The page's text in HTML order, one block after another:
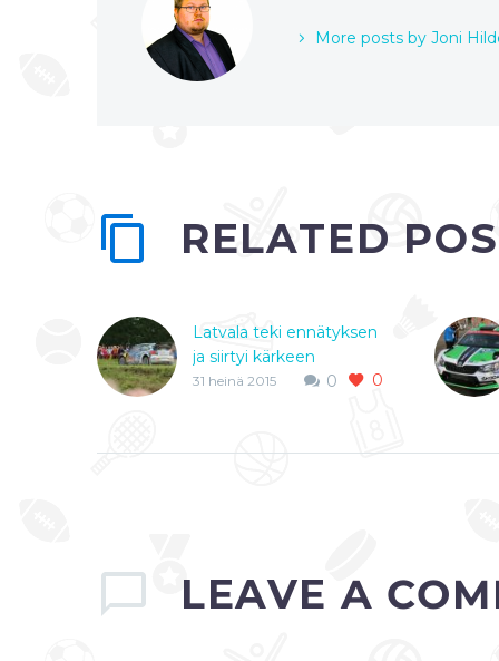
More posts by Joni
RELATED
Latvala teki ennätyksen
ja siirtyi kärkeen
Perjantaina Jyväskylän
kun Sebastien Ogier lähti
Päijälässä…
0 0
31 heinä 2015
LEAVE A